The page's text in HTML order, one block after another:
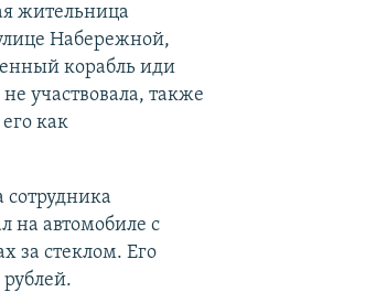
жительница
Набережной,
корабль иди
участвовала, также
как
сотрудника
на автомобиле с
за стеклом. Его